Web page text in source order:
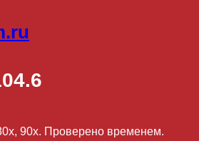
90х. Проверено временем.